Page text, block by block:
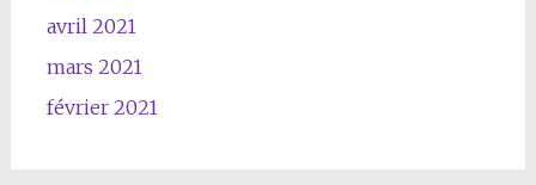
avril 2021
mars 2021
février 2021